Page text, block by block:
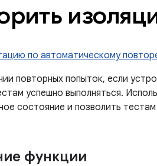
по автоматическому
повторных попыток, если
успешно выполняться.
состояние и позволить
функции